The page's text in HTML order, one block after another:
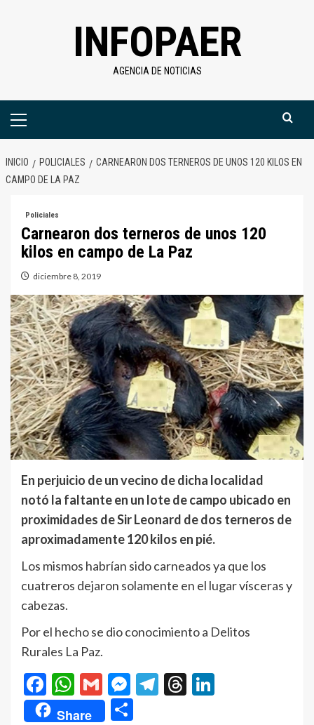
INFOPAER
AGENCIA DE NOTICIAS
Menú
INICIO POLICIALES
CARNEARON DOS TERNEROS DE UNOS 120 KILOS EN
CAMPO DE LA PAZ
Policiales
Carnearon dos terneros de unos 120
kilos en campo de La Paz
diciembre 8, 2019
En perjuicio de un vecino de dicha localidad
notó la faltante en un lote de campo ubicado en
proximidades de Sir Leonard de dos terneros de
aproximadamente 120 kilos en pié.
Los mismos habrían sido carneados ya que los
cuatreros dejaron solamente en el lugar vísceras y
cabezas.
Por el hecho se dio conocimiento a Delitos
Rurales La Paz.
Facebook
WhatsApp
GmailMessenger
Telegram
Threads
Share